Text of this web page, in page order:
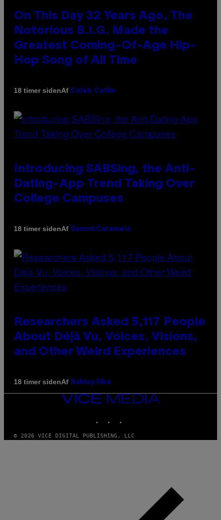
On This Day 32 Years Ago, The
Notorious B.I.G. Made the
Greatest Coming-Of-Age Hip-
Hop Song of All Time
18 timer sidenAf Caleb Catlin
Introducing SABSing, the Anti-
Dating-App Trend Taking Over
College Campuses
18 timer sidenAf Sammi Caramela
Researchers Asked 5,117 People
About Déjà Vu, Voices, Visions,
and Other Weird Experiences
18 timer sidenAf Ashley Fike
VICE
MEDIA
© 2026 VICE DIGITAL PUBLISHING, LLC